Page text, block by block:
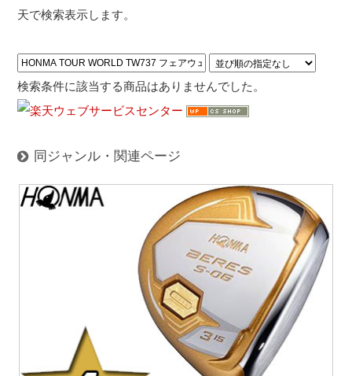
天で検索表示します。
検索条件に該当する商品はありませんでした。
同ジャンル・関連ページ